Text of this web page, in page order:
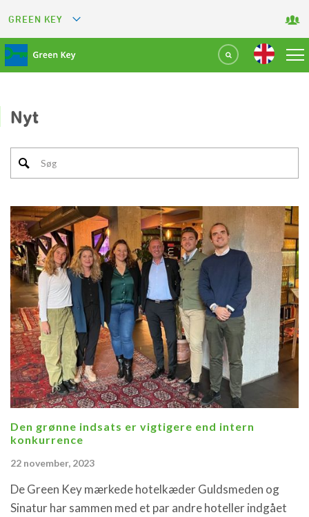
GREEN KEY
GREEN RESTAURANT
GREEN SPORT FACILITY
GREEN TOURISM ORGANIZATION
GREEN ATTRACTION
Nyt
Den grønne indsats er vigtigere end intern
konkurrence
22 november, 2023
De Green Key mærkede hotelkæder Guldsmeden og
Sinatur har sammen med et par andre hoteller indgået